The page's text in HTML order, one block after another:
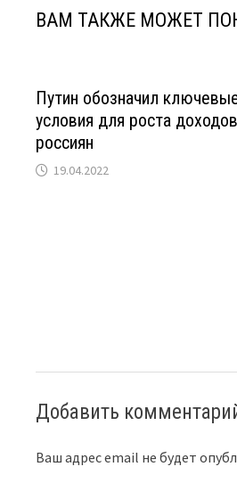
ВАМ ТАКЖЕ МОЖЕТ
Путин обозначил
условия для роста доходов
россиян
19.04.2022
Добавить
Ваш адрес email не будет